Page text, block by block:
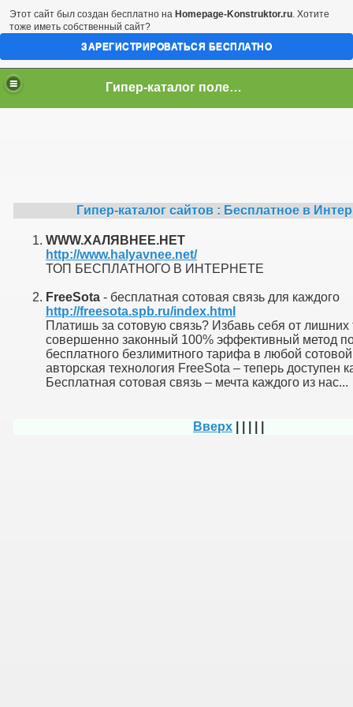
Гипер-каталог полезных сайтов
Гипер-каталог сайтов : Бесплатное в
WWW.ХАЛЯВНЕЕ.НЕТ
http://www.halyavnee.net/
ТОП БЕСПЛАТНОГО В ИНТЕРНЕТЕ
FreeSota - бесплатная сотовая связь для каждого
http://freesota.spb.ru/index.html
Платишь за сотовую связь? Избавь себя от
совершенно законный 100% эффективный метод
бесплатного безлимитного тарифа в любой
авторская технология FreeSota – теперь доступен
Бесплатная сотовая связь – мечта каждого из нас...
Вверх
Этот сайт был создан бесплатно на Homepage-Konstruktor.ru. Хотите
тоже иметь собственный сайт?
ЗАРЕГИСТРИРОВАТЬСЯ БЕСПЛАТНО